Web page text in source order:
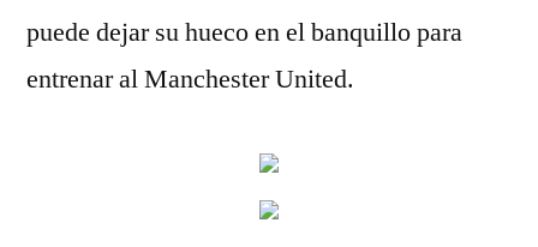
puede dejar su hueco en el banquillo para
entrenar al Manchester United.